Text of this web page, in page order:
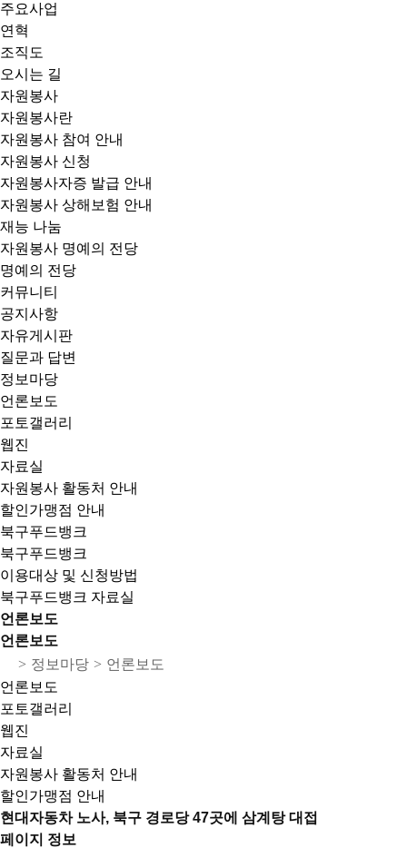
주요사업
연혁
조직도
오시는 길
자원봉사
자원봉사란
자원봉사 참여 안내
자원봉사 신청
자원봉사자증 발급 안내
자원봉사 상해보험 안내
재능 나눔
자원봉사 명예의 전당
명예의 전당
커뮤니티
공지사항
자유게시판
질문과 답변
정보마당
언론보도
포토갤러리
웹진
자료실
자원봉사 활동처 안내
할인가맹점 안내
북구푸드뱅크
북구푸드뱅크
이용대상 및 신청방법
북구푸드뱅크 자료실
언론보도
언론보도
> 정보마당 > 언론보도
언론보도
포토갤러리
웹진
자료실
자원봉사 활동처 안내
할인가맹점 안내
현대자동차 노사, 북구 경로당 47곳에 삼계탕 대접
페이지 정보